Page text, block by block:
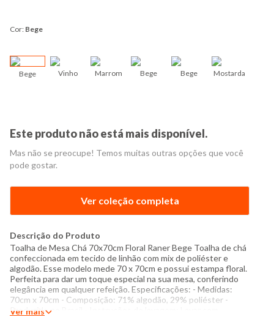
Cor: Bege
Bege Vinho Marrom Bege Bege
Mostarda
Este produto não está mais disponível.
Mas não se preocupe! Temos muitas outras opções que você
pode gostar.
Ver coleção completa
Descrição do Produto
Toalha de Mesa Chá 70x70cm Floral Raner Bege Toalha de chá
confeccionada em tecido de linhão com mix de poliéster e
algodão. Esse modelo mede 70 x 70cm e possui estampa floral.
Perfeita para dar um toque especial na sua mesa, conferindo
elegância em qualquer refeição. Especificações: - Medidas:
70cm x 70cm - Composição: 71% algodão, 29% poliéster -
Produzido no Brasil - Instruções de lavagem: Lavar com
Ver mais